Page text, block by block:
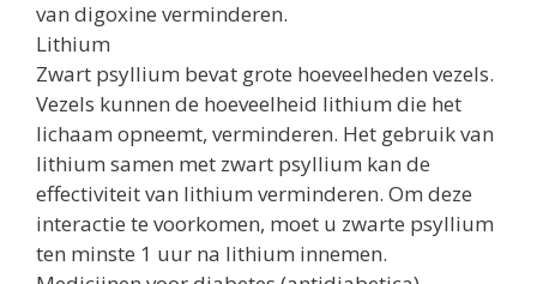
van digoxine verminderen.
Lithium
Zwart psyllium bevat grote hoeveelheden vezels.
Vezels kunnen de hoeveelheid lithium die het
lichaam opneemt, verminderen. Het gebruik van
lithium samen met zwart psyllium kan de
effectiviteit van lithium verminderen. Om deze
interactie te voorkomen, moet u zwarte psyllium
ten minste 1 uur na lithium innemen.